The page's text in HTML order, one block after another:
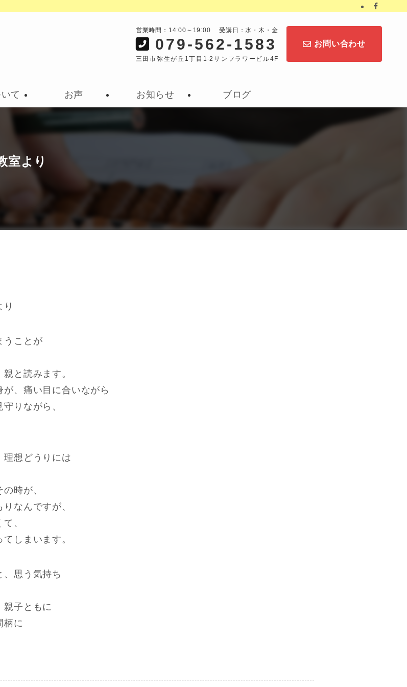
営業時間：14:00～19:00 受講日：水・木・金
079-562-1583
三田市弥生が丘1丁目1-2サンフラワービル4F
お問い合わせ
て お声 お知らせ ブログ
室より
うことが
と読みます。
、痛い目に合いながら
りながら、
理想どうりには
時が、
なんですが、
、
しまいます。
、思う気持ち
親子ともに
柄に